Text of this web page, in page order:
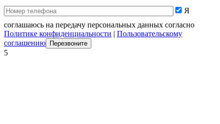
Я
соглашаюсь на передачу персональных данных согласно
Политике конфиденциальности | Пользовательскому
соглашению
5